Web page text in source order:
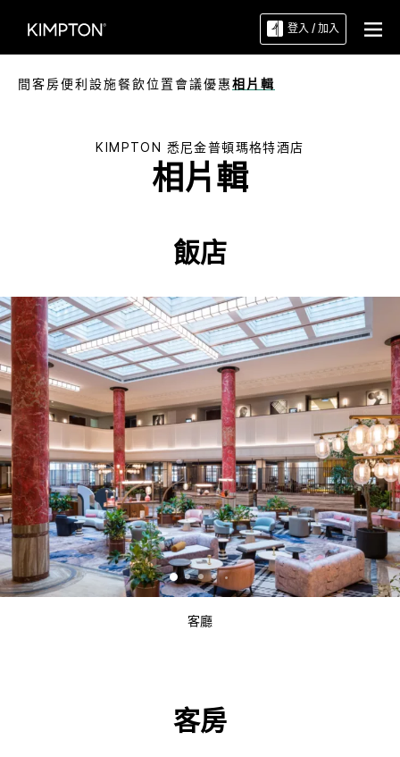
登入 / 加入
間客房便利設施餐飲位置會議優惠相片輯
KIMPTON 悉尼金普頓瑪格特酒店
相片輯
飯店
客廳
客房